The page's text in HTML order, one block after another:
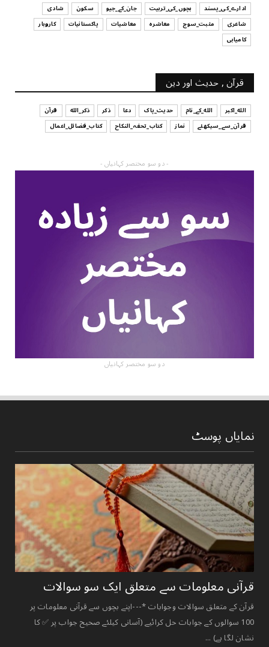
ادارے_کی_پسند بچوں_کی_تربیت جان_کے_جیو سکون
شادی
شاعری
مثبت_سوچ معاشرہ معاشیات پاکستانیات
کاروبار
کامیابی
قرآن , حدیث اور دین
الله_اکبر الله_کے_نام حدیث_پاک دعا ذکر ذکر_الله
قرآن
قرآن_سے_سیکھئے
نماز کتاب_تحفہ_النکاح کتاب_فضائل_اعمال
- دو سو مختصر کہانیاں -
دو سو مختصر کہانیاں
نمایاں پوسٹ
قرآنی ‏معلومات ‏سے ‏متعلق ‏ایک ‏سو ‏سوالات ‏
قرآن کے متعلق سوالات وجوابات *---اپنے بچوں سے قرآنی معلومات پر
100 سوالوں کے جوابات حل کرائیے (آسانی کیلئے صحیح جواب پر ✅ کا
نشان لگا ہے) ...